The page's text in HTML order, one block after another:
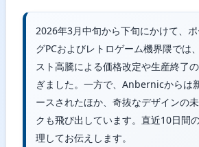
2026年3月中旬から下旬にかけて、
グPCおよびレトロゲーム機界隈では
スト高騰による価格改定や生産終了
ぎました。一方で、Anbernicからは
ースされたほか、奇抜なデザインの
クも飛び出しています。直近10日間
理してお伝えします。